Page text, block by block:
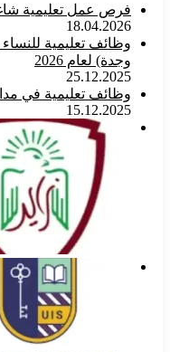
فرص عمل تعليمية
18.04.2026
وظائف تعليمية
وجدة) لعام 2026
25.12.2025
وظائف تعليمية في
15.12.2025